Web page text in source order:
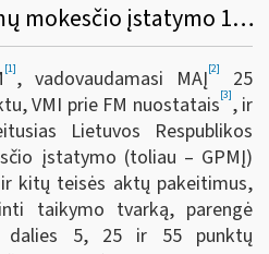
Dėl Gyventojų pajamų mokesčio įstatymo 17 straipsnio 1 dalies 5, 25 ir 55 punktų apibendrinto paaiškinimo (komentaro) pakeitimo
[1], vadovaudamasi MAĮ[2]
25
VMI prie FM nuostatais[3], ir
Lietuvos Respublikos
įstatymo (toliau – GPMĮ)
kitų teisės aktų pakeitimus,
taikymo tvarką, parengė
dalies 5, 25 ir 55 punktų